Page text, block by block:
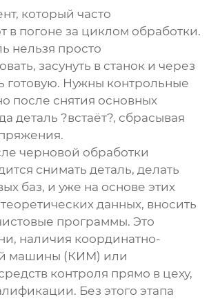
который часто
в погоне за циклом обработки.
нельзя просто
засунуть в станок и через
готовую. Нужны контрольные
после снятия основных
деталь ?встаёт?, сбрасывая
черновой обработки
снимать деталь, делать
баз, и уже на основе этих
данных, вносить
программы. Это
наличия координатно-
машины (КИМ) или
контроля прямо в цеху,
Без этого этапа